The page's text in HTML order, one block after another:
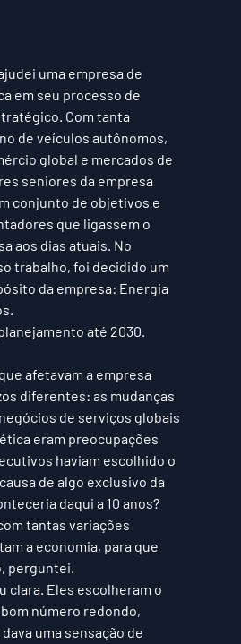
uma empresa de
em seu processo de
Com tanta
de veículos autônomos,
global e mercados de
seniores da empresa
conjunto de objetivos e
que ligassem o
aos dias atuais. No
trabalho, foi decidido um
da empresa: Energia
.
até 2030.
afetavam a empresa
diferentes: as mudanças
de serviços globais
eram preocupações
haviam escolhido o
de algo exclusivo da
daqui a 10 anos?
tantas variações
a economia, para que
perguntei.
clara. Eles escolheram o
número redondo,
uma sensação de